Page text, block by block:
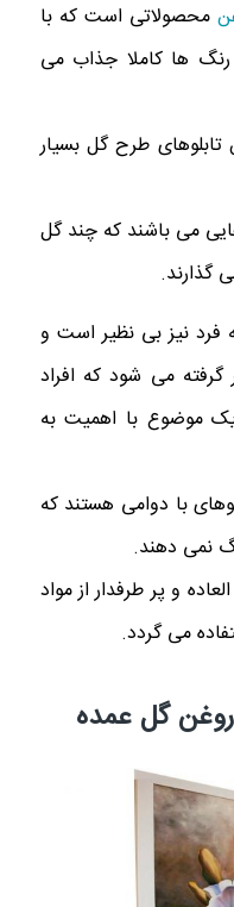
محصولاتی است که با
ها کاملا جذاب می
تابلوهای طرح گل بسیار
هایی می باشند که چند گل
گذارند.
فرد نیز بی نظیر است و
می شود که افراد
یک موضوع با اهمیت به
با دوامی هستند که
نمی دهند.
و پر طرفدار از مواد
می گردد.
گل عمده